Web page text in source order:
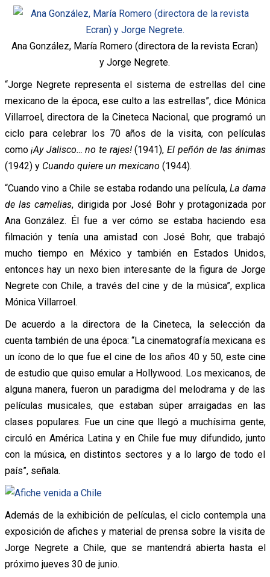
Ana González, María Romero (directora de la revista Ecran)
y Jorge Negrete.
“Jorge Negrete representa el sistema de estrellas del cine
mexicano de la época, ese culto a las estrellas”, dice Mónica
Villarroel, directora de la Cineteca Nacional, que programó un
ciclo para celebrar los 70 años de la visita, con películas
como¡Ay Jalisco… no te rajes!(1941), El peñón de las ánimas
(1942) y Cuando quiere un mexicano (1944).
“Cuando vino a Chile se estaba rodando una película, La dama
de las camelias, dirigida por José Bohr y protagonizada por
Ana González. Él fue a ver cómo se estaba haciendo esa
filmación y tenía una amistad con José Bohr, que trabajó
mucho tiempo en México y también en Estados Unidos,
entonces hay un nexo bien interesante de la figura de Jorge
Negrete con Chile, a través del cine y de la música”, explica
Mónica Villarroel.
De acuerdo a la directora de la Cineteca, la selección da
cuenta también de una época: “La cinematografía mexicana es
un ícono de lo que fue el cine de los años 40 y 50, este cine
de estudio que quiso emular a Hollywood. Los mexicanos, de
alguna manera, fueron un paradigma del melodrama y de las
películas musicales, que estaban súper arraigadas en las
clases populares. Fue un cine que llegó a muchísima gente,
circuló en América Latina y en Chile fue muy difundido, junto
con la música, en distintos sectores y a lo largo de todo el
país”, señala.
Además de la exhibición de películas, el ciclo contempla una
exposición de afiches y material de prensa sobre la visita de
Jorge Negrete a Chile, que se mantendrá abierta hasta el
próximo jueves 30 de junio.